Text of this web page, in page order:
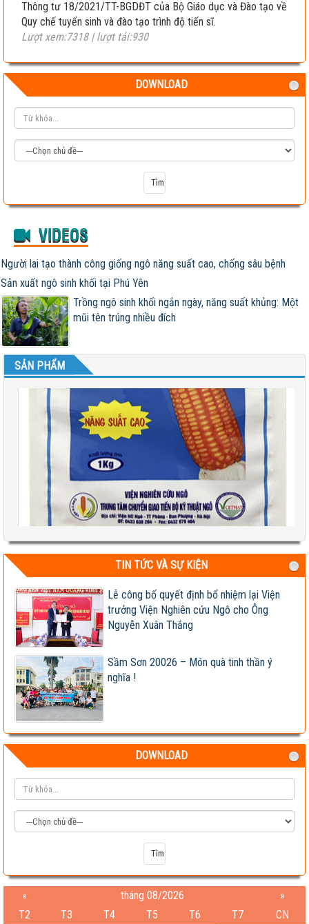
Thông tư 18/2021/TT-BGDĐT của Bộ Giáo dục và Đào tạo về
Quy chế tuyển sinh và đào tạo trình độ tiến sĩ.
Lượt xem:7318 | lượt tải:930
DOWNLOAD
VIDEOS
Người lai tạo thành công giống ngô năng suất cao, chống sâu bệnh
Sản xuất ngô sinh khối tại Phú Yên
Trồng ngô sinh khối ngắn ngày, năng suất khủng: Một
mũi tên trúng nhiều đích
SẢN PHẨM
Test 2
04-08-2026 06:17:14 PM
TIN TỨC VÀ SỰ KIỆN
Lễ công bố quyết định bổ nhiệm lại Viện
trưởng Viện Nghiên cứu Ngô cho Ông
Nguyễn Xuân Thắng
Sầm Sơn 20026 – Món quà tinh thần ý
nghĩa !
DOWNLOAD
« tháng 08/2026
»
T2
T3 T4 T5 T6 T7
CN